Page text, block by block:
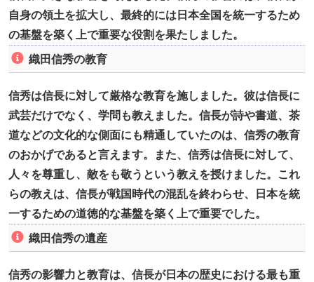
自身の領土を拡大し、最終的には日本全国を統一するため
の基盤を築く上で重要な役割を果たしました。
織田信秀の教育
信秀は信長に対して厳格な教育を施しました。彼は信長に
武芸だけでなく、学問も教えました。信長が詩や書道、茶
道などの文化的な側面にも精通していたのは、信秀の教育
のおかげであると言えます。また、信秀は信長に対して、
人々を尊重し、敵をも敬うという教えを授けました。これ
らの教えは、信長が戦国時代の混乱を終わらせ、日本を統
一するための道徳的な基盤を築く上で重要でした。
織田信秀の遺産
信秀の影響力と教育は、信長が日本の歴史における最も重